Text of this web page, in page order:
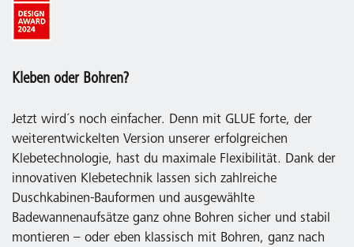
Kleben oder Bohren?
Jetzt wird´s noch einfacher. Denn mit GLUE forte, der
weiterentwickelten Version unserer erfolgreichen
Klebetechnologie, hast du maximale Flexibilität. Dank der
innovativen Klebetechnik lassen sich zahlreiche
Duschkabinen-Bauformen und ausgewählte
Badewannenaufsätze ganz ohne Bohren sicher und stabil
montieren – oder eben klassisch mit Bohren, ganz nach